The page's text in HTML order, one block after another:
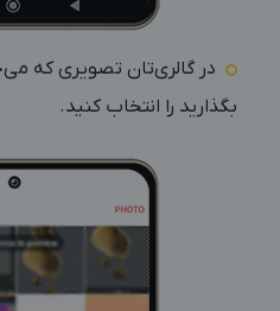
در گالری‌تان تصویری که
بگذارید را انتخاب کنید.